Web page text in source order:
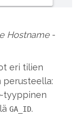
Hostname-
eri tilien
perusteella:
-tyyppinen
GA_ID.